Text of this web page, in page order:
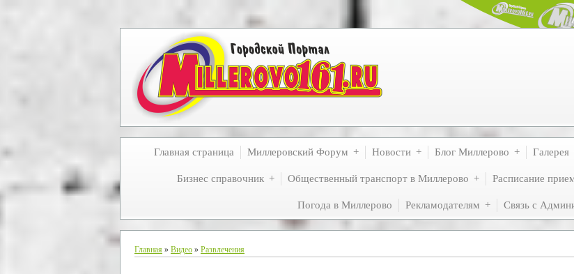
Главная страница Миллеровский Форум Новости Блог Миллерово Галерея
Бизнес справочник Общественный транспорт в Миллерово Расписание
Погода в Миллерово Рекламодателям Связь с
Главная » Видео » Развлечения